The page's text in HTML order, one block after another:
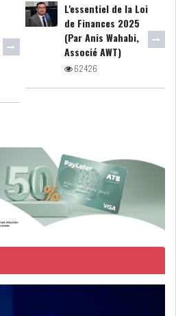
L'essentiel de la Loi
de Finances 2025
(Par Anis Wahabi,
Associé AWT)
62426